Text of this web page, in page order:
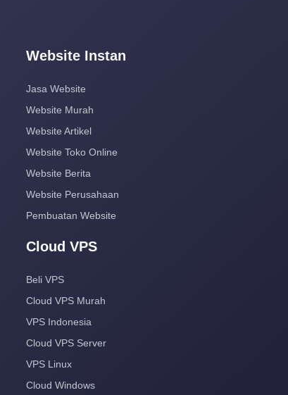
Website Instan
Jasa Website
Website Murah
Website Artikel
Website Toko Online
Website Berita
Website Perusahaan
Pembuatan Website
Cloud VPS
Beli VPS
Cloud VPS Murah
VPS Indonesia
Cloud VPS Server
VPS Linux
Cloud Windows